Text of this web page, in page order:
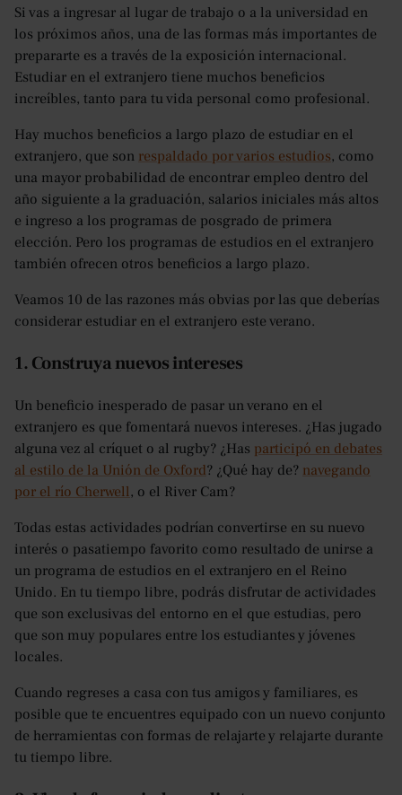
Si vas a ingresar al lugar de trabajo o a la universidad en
los próximos años, una de las formas más importantes de
prepararte es a través de la exposición internacional.
Estudiar en el extranjero tiene muchos beneficios
increíbles, tanto para tu vida personal como profesional.
Hay muchos beneficios a largo plazo de estudiar en el
extranjero, que son respaldado por varios estudios, como
una mayor probabilidad de encontrar empleo dentro del
año siguiente a la graduación, salarios iniciales más altos
e ingreso a los programas de posgrado de primera
elección. Pero los programas de estudios en el extranjero
también ofrecen otros beneficios a largo plazo.
Veamos 10 de las razones más obvias por las que deberías
considerar estudiar en el extranjero este verano.
1. Construya nuevos intereses
Un beneficio inesperado de pasar un verano en el
extranjero es que fomentará nuevos intereses. ¿Has jugado
alguna vez al críquet o al rugby? ¿Has participó en debates
al estilo de la Unión de Oxford? ¿Qué hay de? navegando
por el río Cherwell, o el River Cam?
Todas estas actividades podrían convertirse en su nuevo
interés o pasatiempo favorito como resultado de unirse a
un programa de estudios en el extranjero en el Reino
Unido. En tu tiempo libre, podrás disfrutar de actividades
que son exclusivas del entorno en el que estudias, pero
que son muy populares entre los estudiantes y jóvenes
locales.
Cuando regreses a casa con tus amigos y familiares, es
posible que te encuentres equipado con un nuevo conjunto
de herramientas con formas de relajarte y relajarte durante
tu tiempo libre.